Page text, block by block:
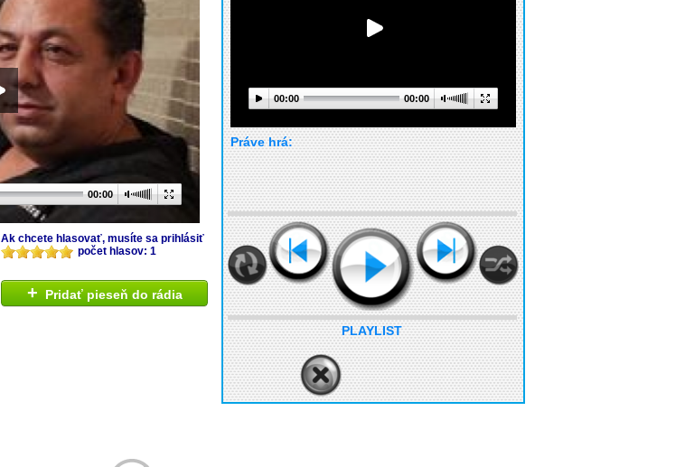
00:00
Ak chcete hlasovať, musíte sa prihlásiť
počet hlasov: 1
+ Pridať pieseň do rádia
00:00 00:00
Práve hrá:
PLAYLIST